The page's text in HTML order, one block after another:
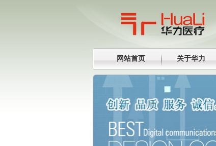
网站首页 关于华力